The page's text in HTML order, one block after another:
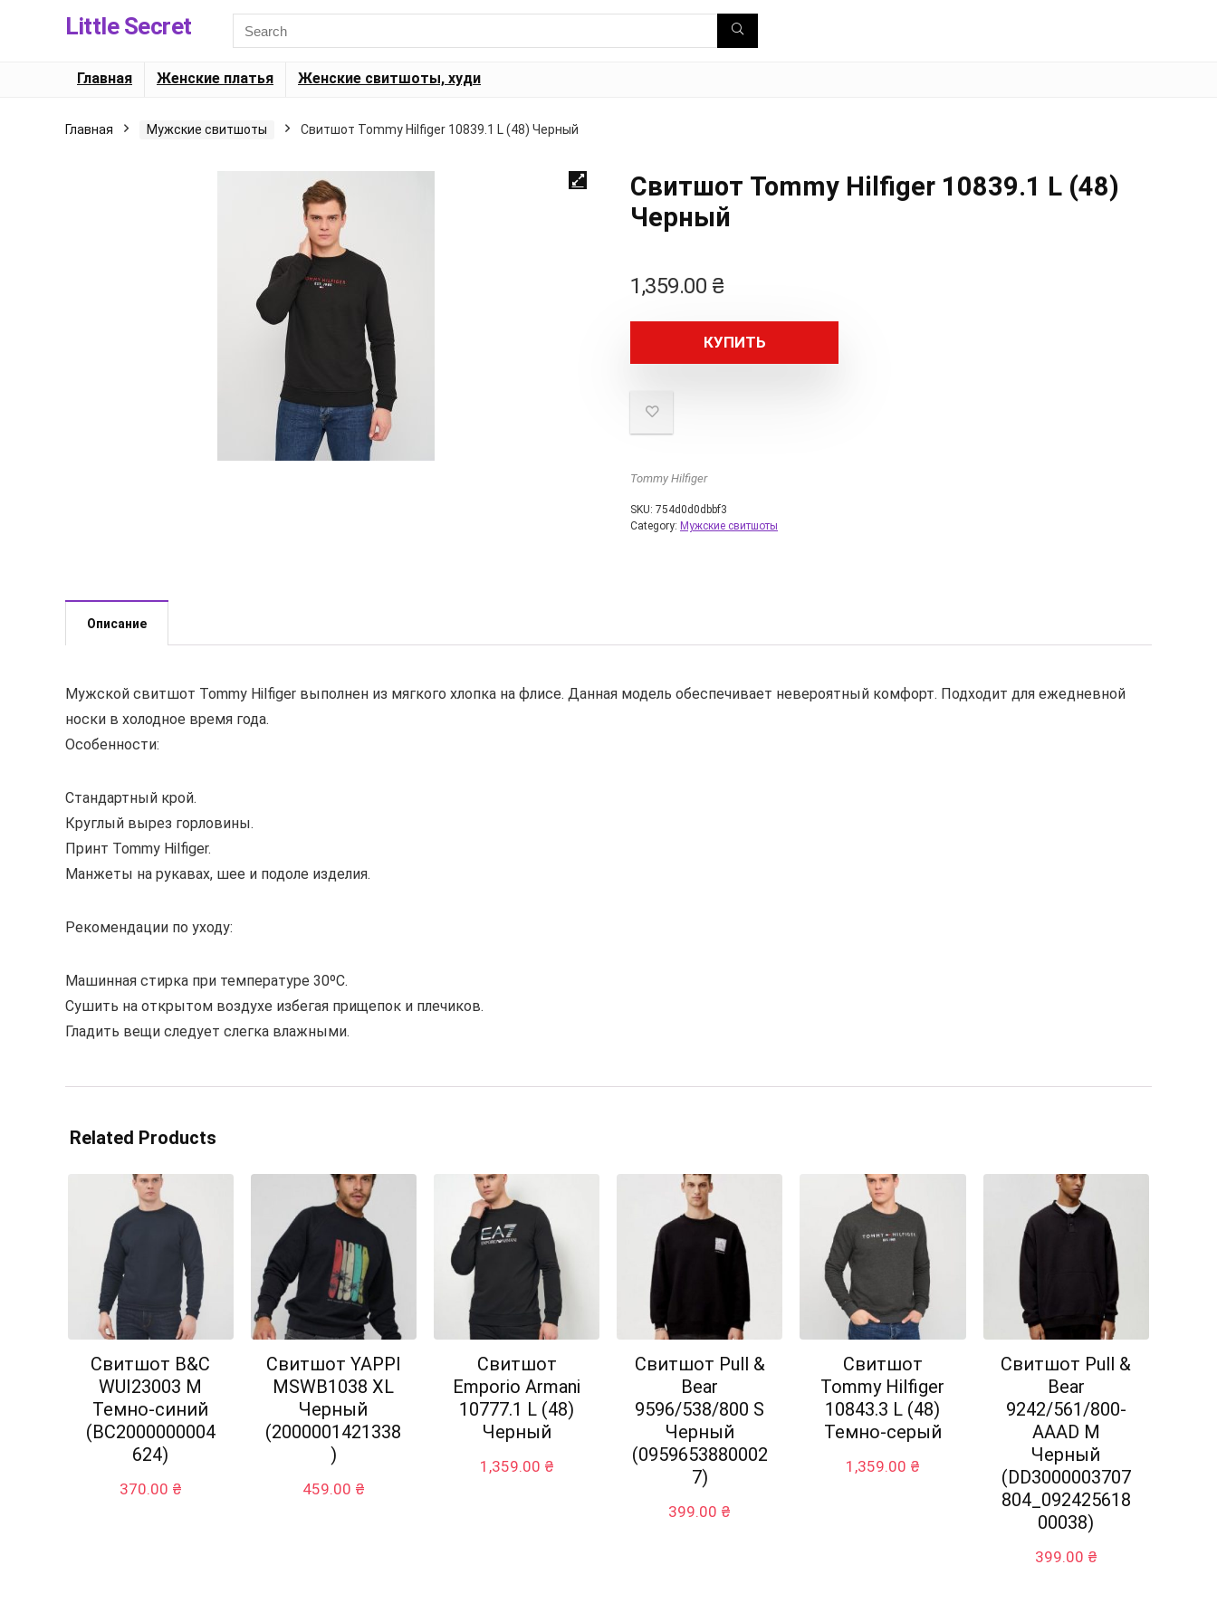
Little Secret
Главная Женские платья Женские свитшоты, худи
Главная Мужские свитшоты Свитшот Tommy Hilfiger 10839.1 L (48) Черный
Свитшот Tommy Hilfiger 10839.1 L (48)
Черный
1,359.00 ₴
КУПИТЬ
Tommy Hilfiger
SKU: 754d0d0dbbf3
Category: Мужские свитшоты
Описание
Мужской свитшот Tommy Hilfiger выполнен из мягкого хлопка на флисе. Данная модель обеспечивает невероятный комфорт. Подходит для ежедневной
носки в холодное время года.
Особенности:
Стандартный крой.
Круглый вырез горловины.
Принт Tommy Hilfiger.
Манжеты на рукавах, шее и подоле изделия.
Рекомендации по уходу:
Машинная стирка при температуре 30ºС.
Сушить на открытом воздухе избегая прищепок и плечиков.
Гладить вещи следует слегка влажными.
Related Products
Свитшот B&C
WUI23003 M
Темно-синий
(BC2000000004
624)
370.00 ₴
Свитшот YAPPI
MSWB1038 XL
Черный
(2000001421338
)
459.00 ₴
Свитшот
Emporio Armani
10777.1 L (48)
Черный
1,359.00 ₴
Свитшот Pull &
Bear
9596/538/800 S
Черный
(0959653880002
7)
399.00 ₴
Свитшот
Tommy Hilfiger
10843.3 L (48)
Темно-серый
1,359.00 ₴
Свитшот Pull &
Bear
9242/561/800-
AAAD M
Черный
(DD3000003707
804_092425618
00038)
399.00 ₴